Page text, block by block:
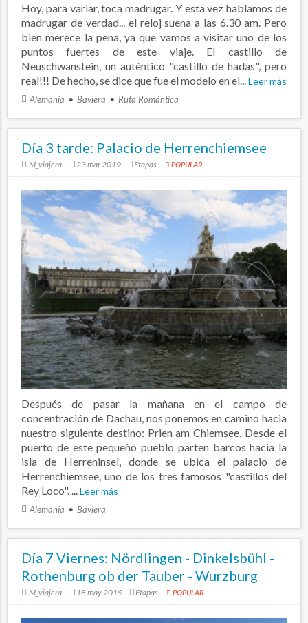
Hoy, para variar, toca madrugar. Y esta vez hablamos de
madrugar de verdad... el reloj suena a las 6.30 am. Pero
bien merece la pena, ya que vamos a visitar uno de los
puntos fuertes de este viaje. El castillo de
Neuschwanstein, un auténtico "castillo de hadas", pero
real!!! De hecho, se dice que fue el modelo en el... Leer más
Alemania Baviera Ruta Romántica
Día 3 tarde: Palacio de Herrenchiemsee
M_viajera 23 mar 2019 Etapas POPULAR
Después de pasar la mañana en el campo de
concentración de Dachau, nos ponemos en camino hacia
nuestro siguiente destino: Prien am Chiemsee. Desde el
puerto de este pequeño pueblo parten barcos hacia la
isla de Herreninsel, donde se ubica el palacio de
Herrenchiemsee, uno de los tres famosos "castillos del
Rey Loco". ... Leer más
Alemania Baviera
Día 7 Viernes: Nördlingen - Dinkelsbühl -
Rothenburg ob der Tauber - Wurzburg
M_viajera 18 may 2019 Etapas POPULAR